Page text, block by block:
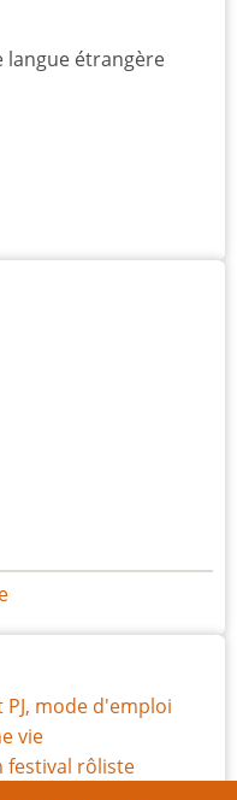
langue étrangère
mode d'emploi
vie
festival rôliste